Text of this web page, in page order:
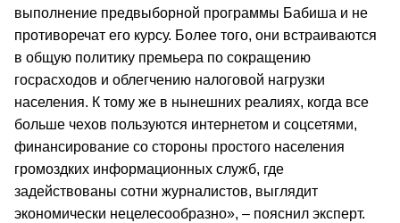
выполнение предвыборной программы Бабиша и не
противоречат его курсу. Более того, они встраиваются
в общую политику премьера по сокращению
госрасходов и облегчению налоговой нагрузки
населения. К тому же в нынешних реалиях, когда все
больше чехов пользуются интернетом и соцсетями,
финансирование со стороны простого населения
громоздких информационных служб, где
задействованы сотни журналистов, выглядит
экономически нецелесообразно», – пояснил эксперт.